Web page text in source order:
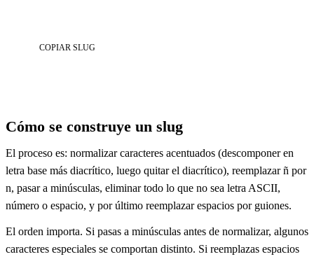
COPIAR SLUG
Cómo se construye un slug
El proceso es: normalizar caracteres acentuados (descomponer en
letra base más diacrítico, luego quitar el diacrítico), reemplazar ñ por
n, pasar a minúsculas, eliminar todo lo que no sea letra ASCII,
número o espacio, y por último reemplazar espacios por guiones.
El orden importa. Si pasas a minúsculas antes de normalizar, algunos
caracteres especiales se comportan distinto. Si reemplazas espacios